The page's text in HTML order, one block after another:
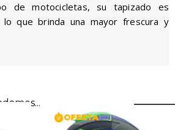
de motocicletas, su tapizado es
lo que brinda una mayor frescura y